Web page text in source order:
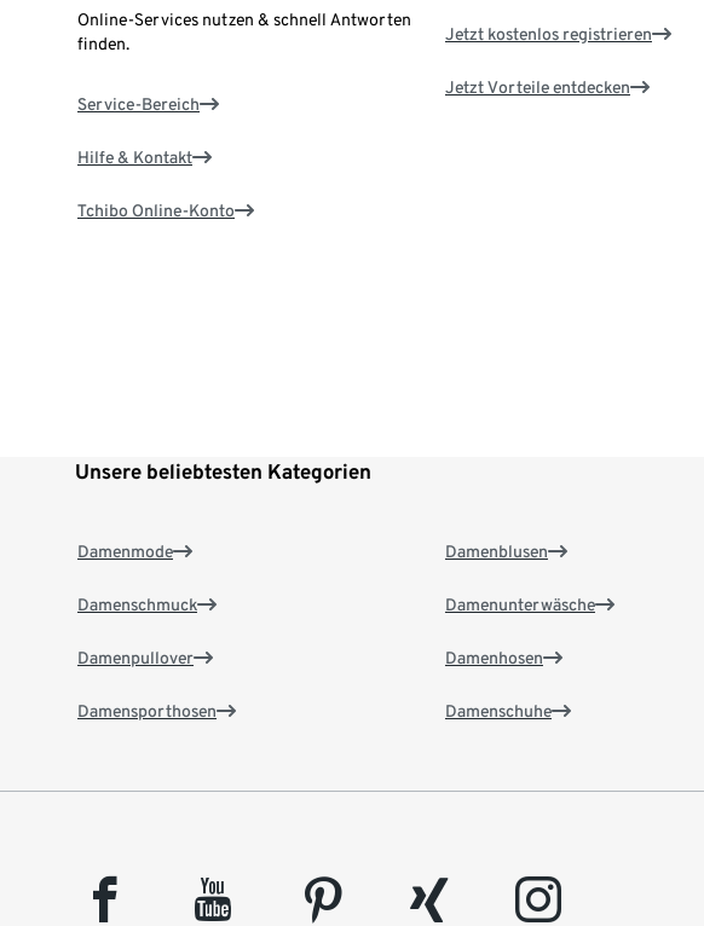
Online-Services nutzen & schnell Antworten
finden.
Service-Bereich
Hilfe & Kontakt
Tchibo Online-Konto
Jetzt kostenlos registrieren
Jetzt Vorteile entdecken
Unsere beliebtesten Kategorien
Damenmode
Damenschmuck
Damenpullover
Damensporthosen
Damenblusen
Damenunterwäsche
Damenhosen
Damenschuhe
facebook youtube pinterest xing instagram